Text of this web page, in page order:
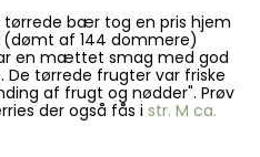
tørrede bær tog en pris hjem
(dømt af 144 dommere)
en mættet smag med god
tørrede frugter var friske
af frugt og nødder". Prøv
der også fås i str. M ca.